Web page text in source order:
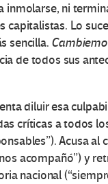
inmolarse, ni
capitalistas. Lo
sencilla.
de todos sus
diluir esa
críticas a todos
Acusa al
acompañó”) y
nacional